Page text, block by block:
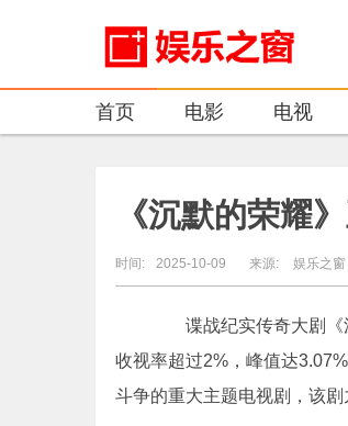
首页 电影 电视
《沉默的荣耀
时间: 2025-10-09 来源: 娱乐之窗
谍战纪实传奇大剧《
收视率超过2%，峰值达
斗争的重大主题电视剧，该剧